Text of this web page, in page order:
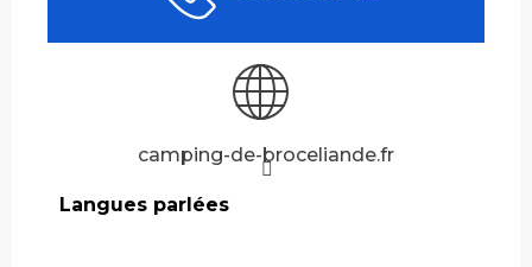
camping-de-broceliande.fr
Langues parlées
Langues parlées